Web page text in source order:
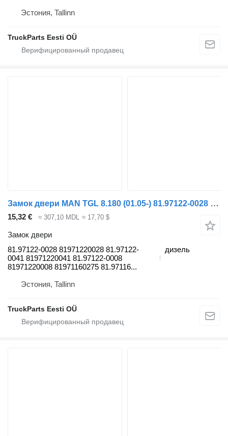
Эстония, Tallinn
TruckParts Eesti OÜ
Замок двери MAN TGL 8.180 (01.05-) 81.97122-0028 для тягача MAN TGL, TGM, TGS, TGX (2005-2021)
15,32 € ≈ 307,10 MDL ≈ 17,70 $
Замок двери
81.97122-0028 81971220028 81.97122-
0041 81971220041 81.97122-0008
81971220008 81971160275 81.97116...
дизель
Эстония, Tallinn
TruckParts Eesti OÜ